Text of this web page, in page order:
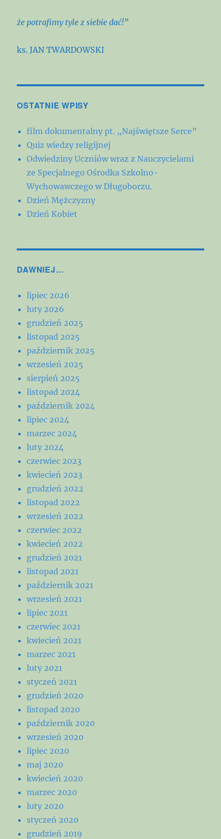
że potrafimy tyle z siebie dać!”
ks. JAN TWARDOWSKI
OSTATNIE WPISY
film dokumentalny pt. „Najświętsze Serce”
Quiz wiedzy religijnej
Odwiedziny Uczniów wraz z Nauczycielami
ze Specjalnego Ośrodka Szkolno-
Wychowawczego w Długoborzu.
Dzień Mężczyzny
Dzień Kobiet
DAWNIEJ…
lipiec 2026
luty 2026
grudzień 2025
listopad 2025
październik 2025
wrzesień 2025
sierpień 2025
listopad 2024
październik 2024
lipiec 2024
marzec 2024
luty 2024
czerwiec 2023
kwiecień 2023
grudzień 2022
listopad 2022
wrzesień 2022
czerwiec 2022
kwiecień 2022
grudzień 2021
listopad 2021
październik 2021
wrzesień 2021
lipiec 2021
czerwiec 2021
kwiecień 2021
marzec 2021
luty 2021
styczeń 2021
grudzień 2020
listopad 2020
październik 2020
wrzesień 2020
lipiec 2020
maj 2020
kwiecień 2020
marzec 2020
luty 2020
styczeń 2020
grudzień 2019